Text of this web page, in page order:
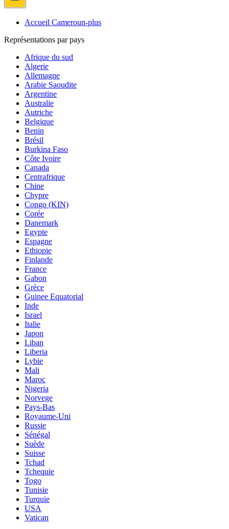
Accueil Cameroun-plus
Représentations par pays
Afrique du sud
Algerie
Allemagne
Arabie Saoudite
Argentine
Australie
Autriche
Belgique
Benin
Brésil
Burkina Faso
Côte Ivoire
Canada
Centrafrique
Chine
Chypre
Congo (KIN)
Corée
Danemark
Egypte
Espagne
Ethiopie
Finlande
France
Gabon
Grèce
Guinee Equatorial
Inde
Israel
Italie
Japon
Liban
Liberia
Lybie
Mali
Maroc
Nigeria
Norvege
Pays-Bas
Royaume-Uni
Russie
Sénégal
Suède
Suisse
Tchad
Tchequie
Togo
Tunisie
Turquie
USA
Vatican